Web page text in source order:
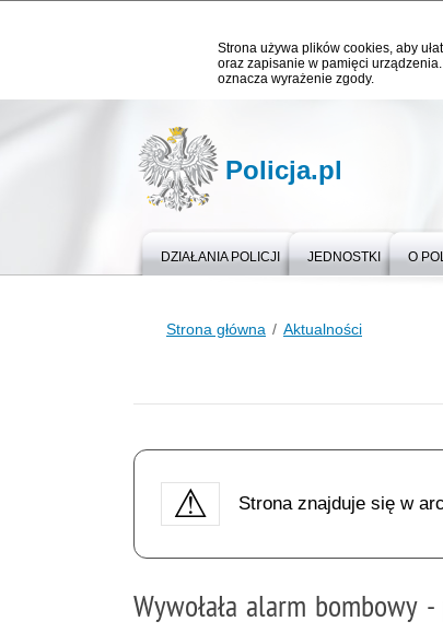
Strona używa plików cookies, aby
oraz zapisanie w pamięci
oznacza wyrażenie zgody.
Policja.pl
DZIAŁANIA POLICJI JEDNOSTKI O
Strona główna Aktualności
Strona znajduje się w
Wywołała alarm bombowy